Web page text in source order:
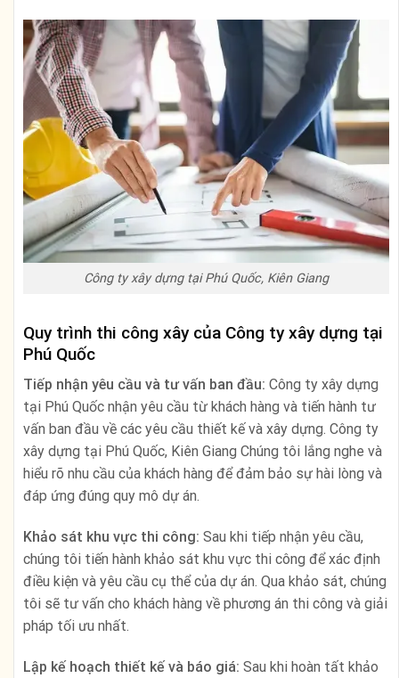
Công ty xây dựng tại Phú Quốc, Kiên Giang
Quy trình thi công xây của Công ty xây dựng tại
Phú Quốc
Tiếp nhận yêu cầu và tư vấn ban đầu: Công ty xây dựng
tại Phú Quốc nhận yêu cầu từ khách hàng và tiến hành tư
vấn ban đầu về các yêu cầu thiết kế và xây dựng. Công ty
xây dựng tại Phú Quốc, Kiên Giang Chúng tôi lắng nghe và
hiểu rõ nhu cầu của khách hàng để đảm bảo sự hài lòng và
đáp ứng đúng quy mô dự án.
Khảo sát khu vực thi công: Sau khi tiếp nhận yêu cầu,
chúng tôi tiến hành khảo sát khu vực thi công để xác định
điều kiện và yêu cầu cụ thể của dự án. Qua khảo sát, chúng
tôi sẽ tư vấn cho khách hàng về phương án thi công và giải
pháp tối ưu nhất.
Lập kế hoạch thiết kế và báo giá: Sau khi hoàn tất khảo